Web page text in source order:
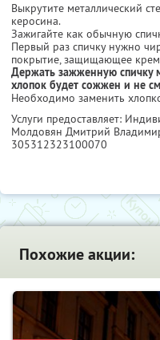
Выкрутите металлический
керосина.
Зажигайте как обычную
Первый раз спичку нужно
покрытие, защищающее
Держать зажженную спичку
хлопок будет сожжен и не
Необходимо заменить
Услуги предоставляет:
Молдовян Дмитрий
305312323100070
Похожие акции: